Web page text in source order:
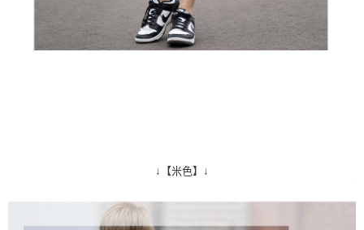
↓【米色】↓